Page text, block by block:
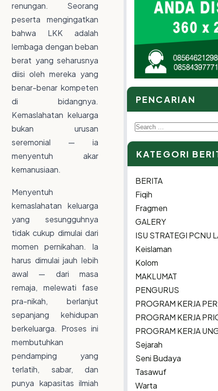
renungan. Seorang
peserta mengingatkan
bahwa LKK adalah
lembaga dengan beban
berat yang seharusnya
diisi oleh mereka yang
benar-benar kompeten
di bidangnya.
Kemaslahatan keluarga
bukan urusan
seremonial — ia
menyentuh akar
kemanusiaan.
Menyentuh
kemaslahatan keluarga
yang sesungguhnya
tidak cukup dimulai dari
momen pernikahan. Ia
harus dimulai jauh lebih
awal — dari masa
remaja, melewati fase
pra-nikah, berlanjut
sepanjang kehidupan
berkeluarga. Proses ini
membutuhkan
pendamping yang
terlatih, sabar, dan
punya kapasitas ilmiah
PENCARIAN
Search
for:
KATEGORI
BERITA
Fiqih
Fragmen
GALERY
ISU STRATEGI PCNU
Keislaman
Kolom
MAKLUMAT
PENGURUS
PROGRAM KERJA
PROGRAM KERJA
PROGRAM KERJA
Sejarah
Seni Budaya
Tasawuf
Warta